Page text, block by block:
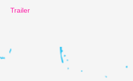
Trailer